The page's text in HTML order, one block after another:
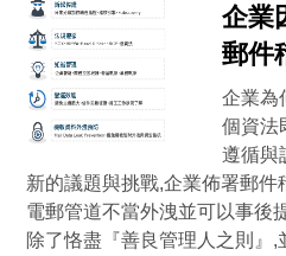
企業
郵件
企業為
個資法
遵循與
新的議題與挑戰,企業佈署郵件
電郵管道不當外洩並可以事後
除了恪盡『善良管理人之則』